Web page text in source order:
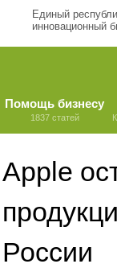
Единый
инновационный
Помощь бизнесу
1837 статей
Apple
России